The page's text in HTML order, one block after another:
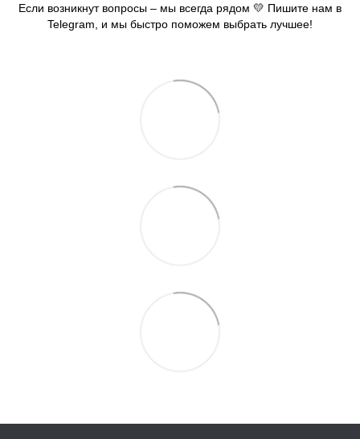
Если возникнут вопросы – мы всегда рядом 💛 Пишите нам в
Telegram, и мы быстро поможем выбрать лучшее!